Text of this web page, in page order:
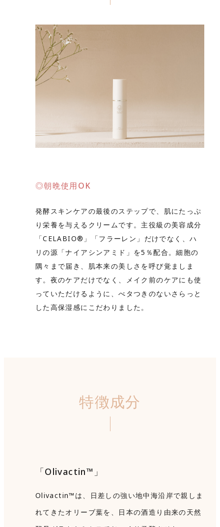
◎朝晩使用OK
発酵スキンケアの最後のステップで、肌にたっぷ
り栄養を与えるクリームです。主役級の美容成分
「CELABIO®」「フラーレン」だけでなく、ハ
リの源「ナイアシンアミド」を5％配合。細胞の
隅々まで届き、肌本来の美しさを呼び覚ましま
す。夜のケアだけでなく、メイク前のケアにも使
っていただけるように、べタつきのないさらっと
した高保湿感にこだわりました。
特徴成分
「Olivactin™」
Olivactin™は、日差しの強い地中海沿岸で親しま
れてきたオリーブ葉を、日本の酒造り由来の天然